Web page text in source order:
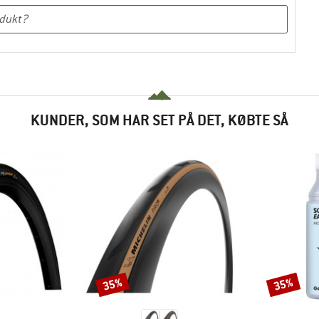
KUNDER, SOM HAR SET PÅ DET, KØBTE SÅ
Rabat
35% Rabat
35%